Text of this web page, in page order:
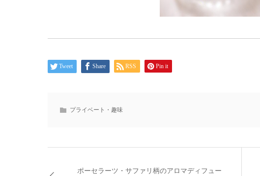
Tweet Share RSS Pin it
プライベート・趣味
ポーセラーツ・サファリ柄のアロマディフュー